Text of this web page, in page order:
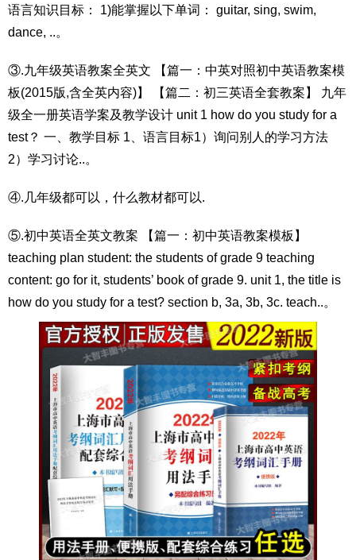
语言知识目标： 1)能掌握以下单词： guitar, sing, swim,
dance, ..。
③.九年级英语教案全英文 【篇一：中英对照初中英语教案模
板(2015版,含全英内容)】 【篇二：初三英语全套教案】 九年
级全一册英语学案及教学设计 unit 1 how do you study for a
test？ 一、教学目标 1、语言目标1）询问别人的学习方法
2）学习讨论..。
④.几年级都可以，什么教材都可以.
⑤.初中英语全英文教案 【篇一：初中英语教案模板】
teaching plan student: the students of grade 9 teaching
content: go for it, students’ book of grade 9. unit 1, the title is
how do you study for a test? section b, 3a, 3b, 3c. teach..。